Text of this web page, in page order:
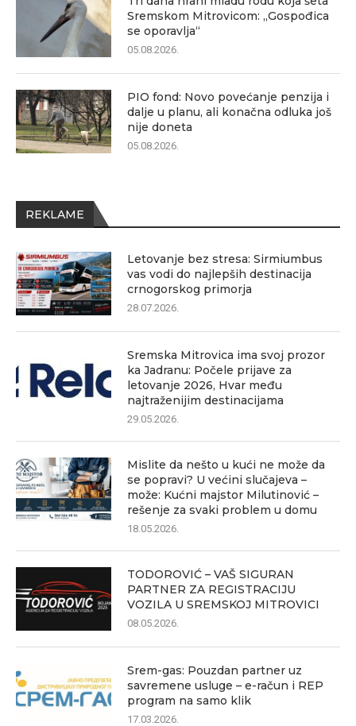
Sremskom Mitrovicom: „Gospođica
se oporavlja“
05.08.2026.
PIO fond: Novo povećanje penzija i
dalje u planu, ali konačna odluka još
nije doneta
05.08.2026.
REKLAME
Letovanje bez stresa: Sirmiumbus
vas vodi do najlepših destinacija
crnogorskog primorja
28.07.2026.
Sremska Mitrovica ima svoj prozor
ka Jadranu: Počele prijave za
letovanje 2026, Hvar među
najtraženijim destinacijama
29.05.2026.
Mislite da nešto u kući ne može da
se popravi? U većini slučajeva –
može: Kućni majstor Milutinović –
rešenje za svaki problem u domu
18.05.2026.
TODOROVIĆ – VAŠ SIGURAN
PARTNER ZA REGISTRACIJU
VOZILA U SREMSKOJ MITROVICI
08.05.2026.
Srem-gas: Pouzdan partner uz
savremene usluge – e-račun i REP
program na samo klik
17.03.2026.